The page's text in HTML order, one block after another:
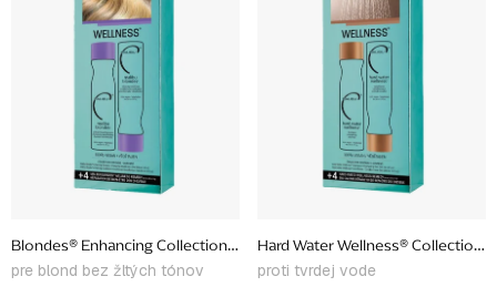
Blondes® Enhancing Collection, výhodný set
pre blond bez žltých tónov
Hard Water Wellness® Collection,
proti tvrdej vode